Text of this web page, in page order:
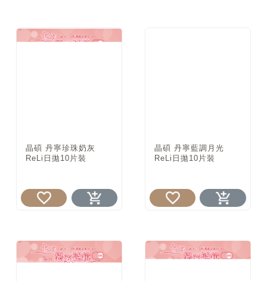
晶碩 丹寧珍珠奶灰
ReLi日拋10片裝
晶碩 丹寧藍調月光
ReLi日拋10片裝